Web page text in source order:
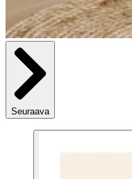
Seuraava